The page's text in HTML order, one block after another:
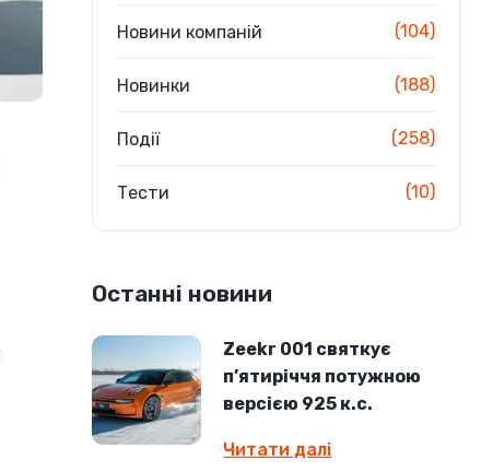
Новини компаній (104)
Новинки (188)
Події (258)
Тести (10)
Останні новини
Zeekr 001 святкує
п’ятиріччя потужною
версією 925 к.с.
Читати далі